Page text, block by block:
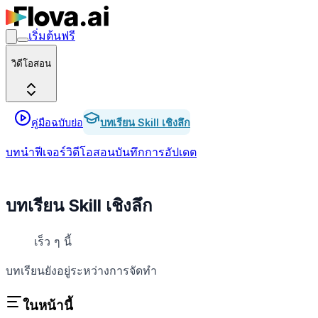
เริ่มต้นฟรี
วิดีโอสอน
คู่มือฉบับย่อ บทเรียน Skill เชิงลึก
บทนำฟีเจอร์วิดีโอสอนบันทึกการอัปเดต
บทเรียน Skill เชิงลึก
เร็ว ๆ นี้
บทเรียนยังอยู่ระหว่างการจัดทำ
ในหน้านี้